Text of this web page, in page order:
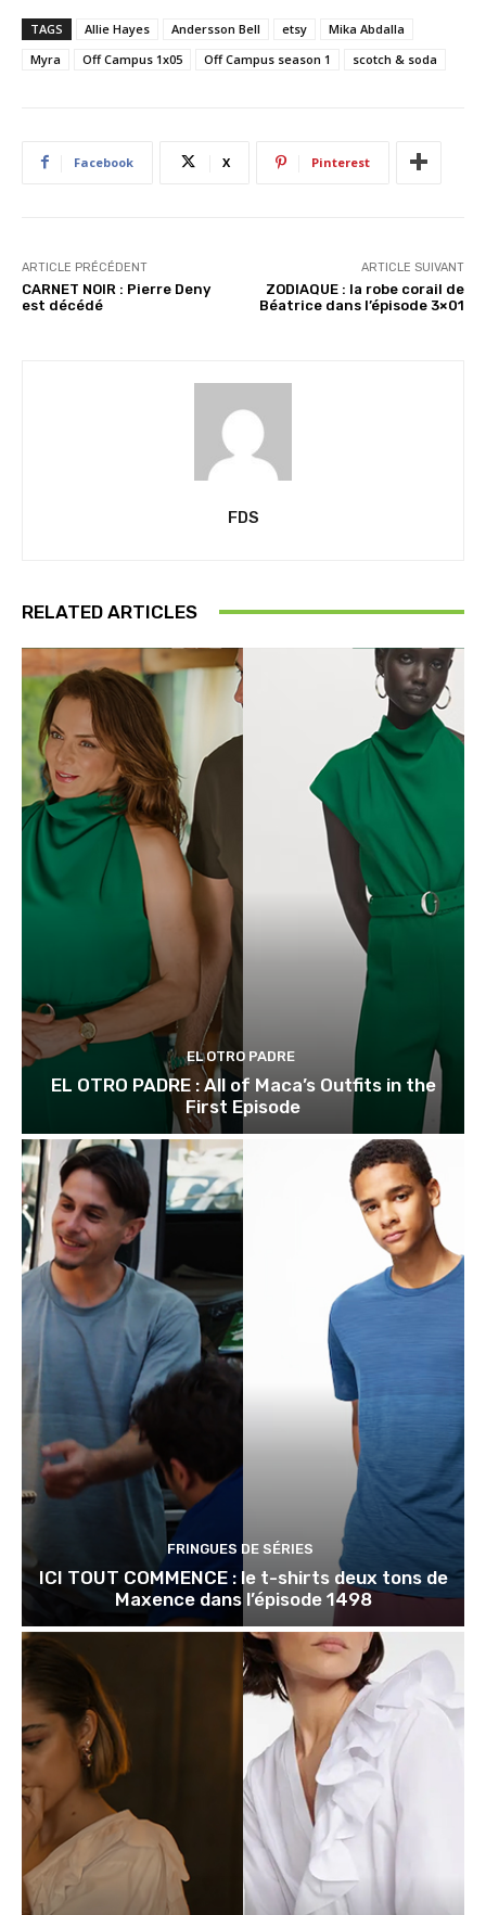
r
g
e
t
TAGS Allie Hayes Andersson Bell etsy
Mika Abdalla
Myra
Off Campus 1x05 Off Campus season 1 scotch & soda
Facebook X Pinterest
ARTICLE PRÉCÉDENT
CARNET NOIR : Pierre Deny
est décédé
ARTICLE SUIVANT
ZODIAQUE : la robe corail de
Béatrice dans l’épisode 3×01
FDS
RELATED ARTICLES
EL OTRO PADRE
EL OTRO PADRE : All of Maca’s Outfits in the
First Episode
FRINGUES DE SÉRIES
ICI TOUT COMMENCE : le t-shirts deux tons de
Maxence dans l’épisode 1498